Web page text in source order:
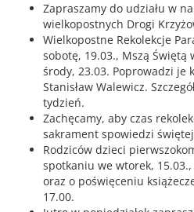
Zapraszamy do udziału w
wielkopostnych Drogi
Wielkopostne Rekolekcje
sobotę, 19.03., Mszą Świętą
środy, 23.03. Poprowadzi je
Stanisław Walewicz.
tydzień.
Zachęcamy, aby czas
sakrament spowiedzi
Rodziców dzieci
spotkaniu we wtorek,
oraz o poświęceniu
17.00.